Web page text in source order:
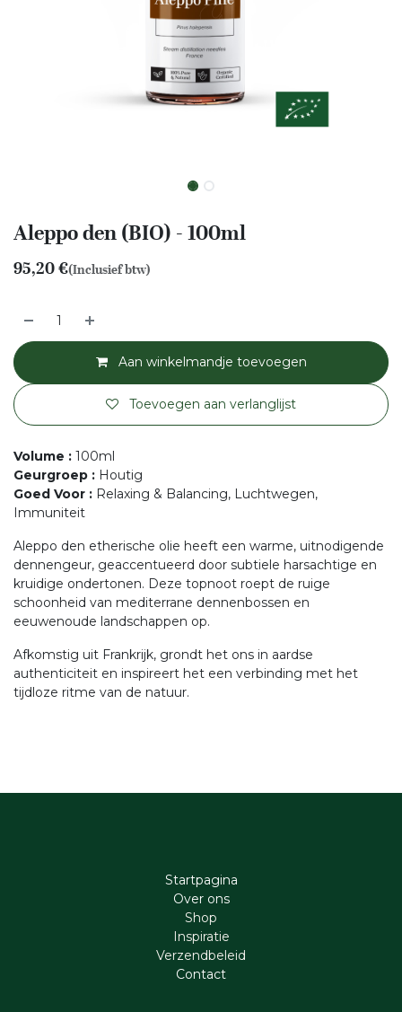
Aleppo den (BIO) - 100ml
95,20€(Inclusief btw)
Aan winkelmandje toevoegen
Toevoegen aan verlanglijst
Volume : 100ml
Geurgroep : Houtig
Goed Voor : Relaxing & Balancing, Luchtwegen,
Immuniteit
Aleppo den etherische olie heeft een warme, uitnodigende
dennengeur, geaccentueerd door subtiele harsachtige en
kruidige ondertonen. Deze topnoot roept de ruige
schoonheid van mediterrane dennenbossen en
eeuwenoude landschappen op.
Afkomstig uit Frankrijk, grondt het ons in aardse
authenticiteit en inspireert het een verbinding met het
tijdloze ritme van de natuur.
Startpagina
Ove​r​ ons
Shop
Inspiratie
Verzendbeleid
Cont​act